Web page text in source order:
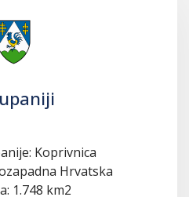
Koprivnica
Hrvatska
1.748 km2